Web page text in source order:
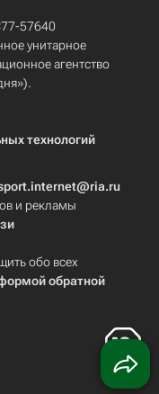
57640
унитарное
агентство
технологий
и рекламы
обо всех
обратной